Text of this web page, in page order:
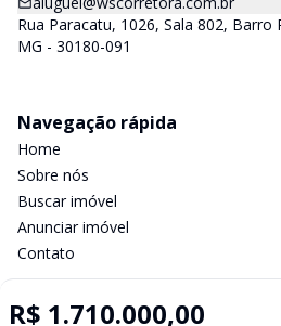
R$ 1.710.000,00
Rua Paracatu, 1026, Sala 802,
MG - 30180-091
Navegação rápida
Home
Sobre nós
Buscar imóvel
Anunciar imóvel
Contato